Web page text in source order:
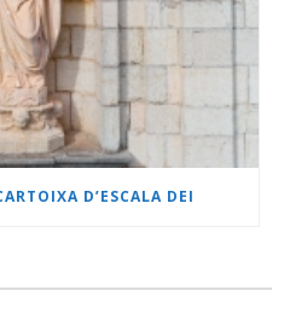
D’ESCALA DEI